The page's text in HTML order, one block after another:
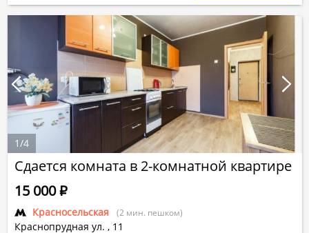
Сдается комната в 2-комнатной квартире
Красносельская (2 мин. пешком)
Краснопрудная ул. , 11
15 000Р
1/4